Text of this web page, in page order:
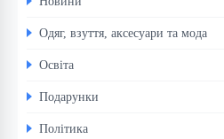
Одяг, взуття, аксесуари та мода
Освіта
Подарунки
Політика